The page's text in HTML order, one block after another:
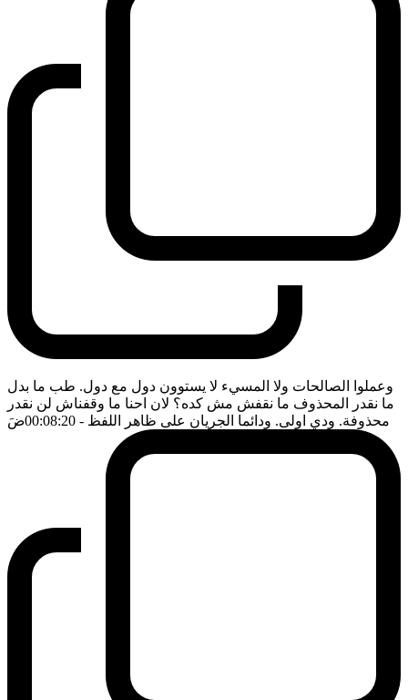
وعملوا الصالحات ولا المسيء لا يستوون دول مع دول. طب ما بدل
ما نقدر المحذوف ما نقفش مش كده؟ لان احنا ما وقفناش لن نقدر
محذوفة. ودي اولى. ودائما الجريان على ظاهر اللفظ - 00:08:20 ضَ